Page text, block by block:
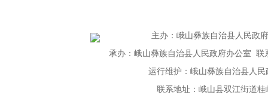
主办： 峨山彝族自治县人民政
承办：峨山彝族自治县人民政府办公室 联
运行维护：峨山彝族自治县人民
联系地址：峨山县双江街道桂